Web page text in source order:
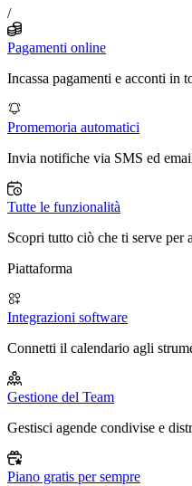
/
Pagamenti online
Incassa pagamenti e acconti in
Promemoria automatici
Invia notifiche via SMS ed
Tutte le funzionalità
Scopri tutto ciò che ti serve per
Piattaforma
Integrazioni software
Connetti il calendario agli
Gestione del Team
Gestisci agende condivise e
Piano gratis per sempre